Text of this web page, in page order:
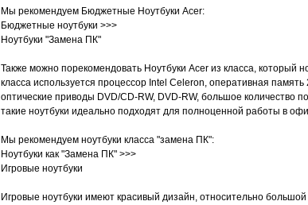
Мы рекомендуем Бюджетные Ноутбуки Acer:
Бюджетные ноутбуки >>>
Ноутбуки "Замена ПК"
Также можно порекомендовать Ноутбуки Acer из класса, который
класса используется процессор Intel Celeron, оперативная
оптические приводы DVD/CD-RW, DVD-RW, большое количество
такие ноутбуки идеально подходят для полноценной работы в
Мы рекомендуем ноутбуки класса "замена ПК":
Ноутбуки как "Замена ПК" >>>
Игровые ноутбуки
Игровые ноутбуки имеют красивый дизайн, относительно